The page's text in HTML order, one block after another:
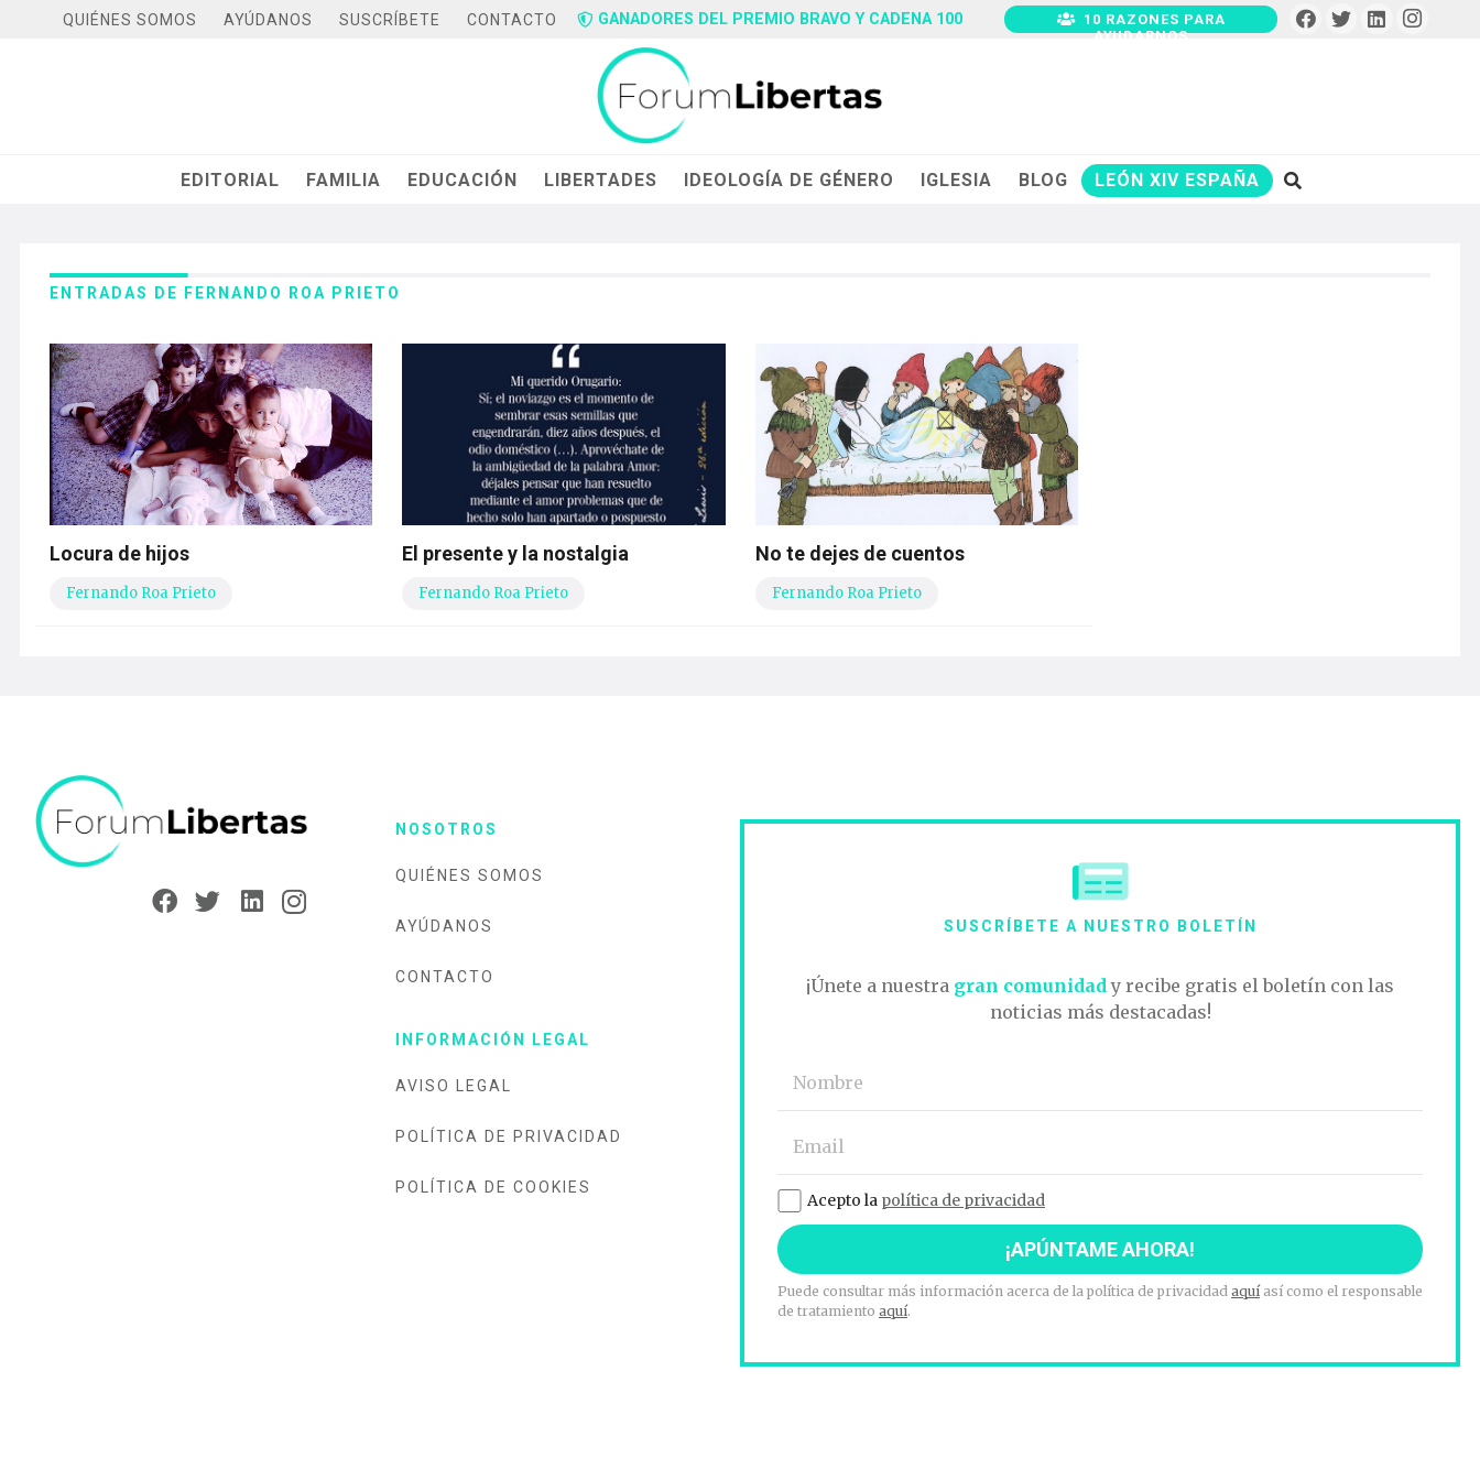
QUIÉNES SOMOS AYÚDANOS SUSCRÍBETE CONTACTO GANADORES DEL PREMIO BRAVO Y CADENA 100
10 RAZONES PARA
AYUDARNOS
EDITORIAL FAMILIA EDUCACIÓN LIBERTADES IDEOLOGÍA DE GÉNERO IGLESIA BLOG LEÓN XIV ESPAÑA
ENTRADAS DE FERNANDO ROA PRIETO
Locura de hijos
Fernando Roa Prieto
El presente y la nostalgia
Fernando Roa Prieto
No te dejes de cuentos
Fernando Roa Prieto
NOSOTROS
QUIÉNES SOMOS
AYÚDANOS
CONTACTO
INFORMACIÓN LEGAL
AVISO LEGAL
POLÍTICA DE PRIVACIDAD
POLÍTICA DE COOKIES
SUSCRÍBETE A NUESTRO BOLETÍN
¡Únete a nuestra gran comunidady recibe gratis el boletín con las
noticias más destacadas!
Acepto la política de privacidad
Puede consultar más información acerca de la política de privacidad aquíasí como el responsable
de tratamiento aquí.